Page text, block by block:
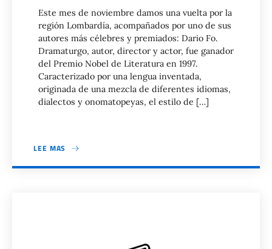
Este mes de noviembre damos una vuelta por la
región Lombardía, acompañados por uno de sus
autores más célebres y premiados: Dario Fo.
Dramaturgo, autor, director y actor, fue ganador
del Premio Nobel de Literatura en 1997.
Caracterizado por una lengua inventada,
originada de una mezcla de diferentes idiomas,
dialectos y onomatopeyas, el estilo de […]
LEE MAS